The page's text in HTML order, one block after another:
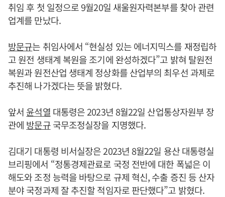
취임 후 첫 일정으로 9월20일 새울원자력본부를 찾아 관련
업계를 만났다.
방문규는 취임사에서 “현실성 있는 에너지믹스를 재정립하
고 원전 생태계 복원을 조기에 완성하겠다”고 밝혀 탈원전
복원과 원전산업 생태계 정상화를 산업부의 최우선 과제로
추진해 나가겠다는 뜻을 밝혔다.
앞서 윤석열 대통령은 2023년 8월22일 산업통상자원부 장
관에 방문규국무조정실장을 지명했다.
김대기 대통령 비서실장은 2023년 8월22일 용산 대통령실
브리핑에서 “정통경제관료로 국정 전반에 대한 폭넓은 이
해도와 조정 능력을 바탕으로 규제 혁신, 수출 증진 등 산자
분야 국정과제 잘 추진할 적임자로 판단했다”고 밝혔다.